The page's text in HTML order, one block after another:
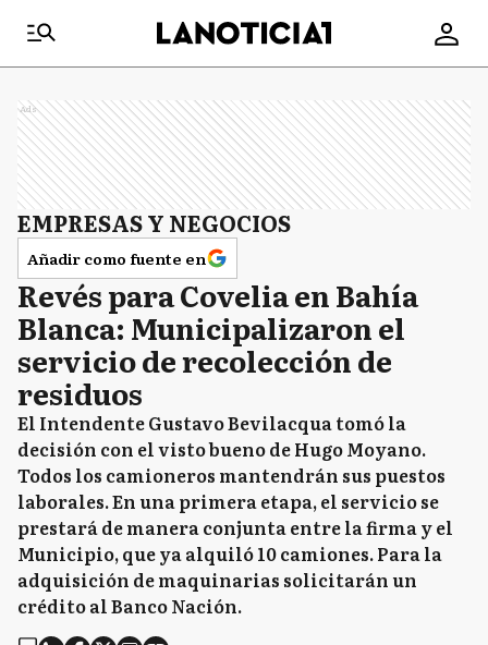
Ads
EMPRESAS Y NEGOCIOS
Añadir como fuente en
Revés para Covelia en Bahía
Blanca: Municipalizaron el
servicio de recolección de
residuos
El Intendente Gustavo Bevilacqua tomó la
decisión con el visto bueno de Hugo Moyano.
Todos los camioneros mantendrán sus puestos
laborales. En una primera etapa, el servicio se
prestará de manera conjunta entre la firma y el
Municipio, que ya alquiló 10 camiones. Para la
adquisición de maquinarias solicitarán un
crédito al Banco Nación.